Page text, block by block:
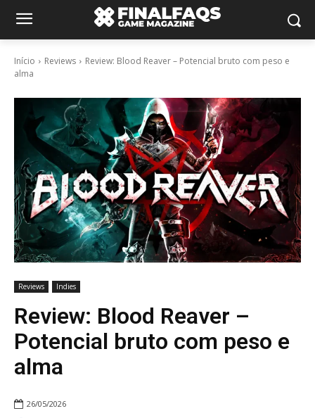
Início Reviews
Review: Blood Reaver – Potencial bruto com peso e
alma
Reviews Indies
Review: Blood Reaver –
Potencial bruto com peso e
alma
26/05/2026